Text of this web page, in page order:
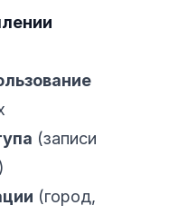
(записи
(город,